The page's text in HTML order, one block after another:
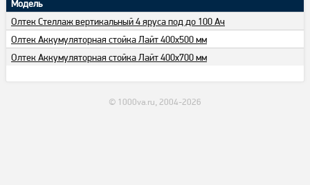
Модель
Олтек Стеллаж вертикальный 4 яруса под до 100 Ач
Олтек Аккумуляторная стойка Лайт 400х500 мм
Олтек Аккумуляторная стойка Лайт 400х700 мм
© 1000va.ru, 2004-2026